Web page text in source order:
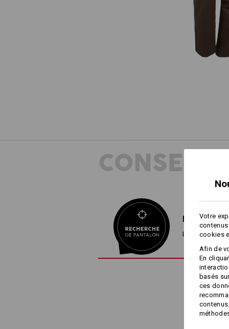
CONSEILS
Le pantalon
Votre
cookies
Afin de
En
basés
ces